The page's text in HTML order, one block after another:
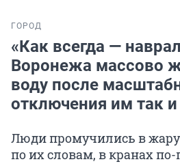
ГОРОД
«Как всегда —
Воронежа массово
воду после
отключения им так
Люди промучились в жару
по их словам, в кранах